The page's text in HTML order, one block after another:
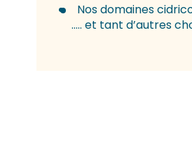
Nos domaines
….. et tant d’autres